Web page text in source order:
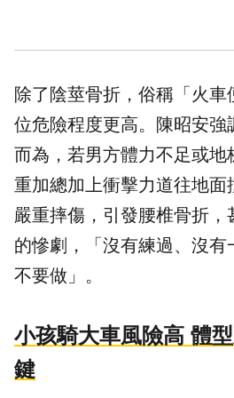
除了陰莖骨折，俗稱「火車
位危險程度更高。陳昭安強
而為，若男方體力不足或地
重加總加上衝擊力道往地面
嚴重摔傷，引發腰椎骨折，
的慘劇，「沒有練過、沒有
不要做」。
小孩騎大車風險高 體
鍵